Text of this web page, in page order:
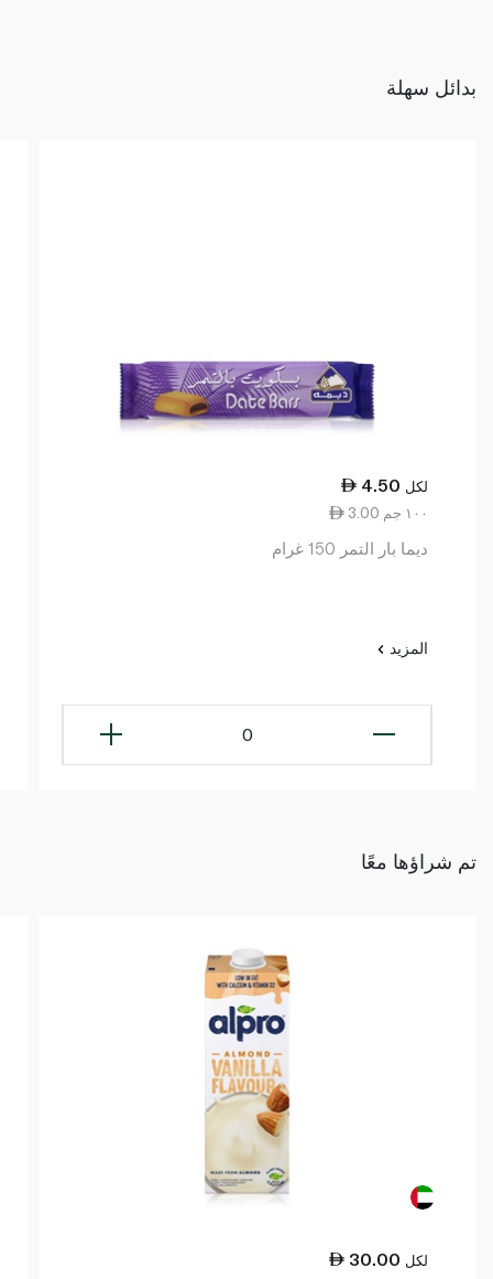
بدائل سهلة
4.50 لكل
3.00 ١٠٠ جم
ديما بار التمر 150 غرام
المزيد
0
تم شراؤها معًا
30.00 لكل